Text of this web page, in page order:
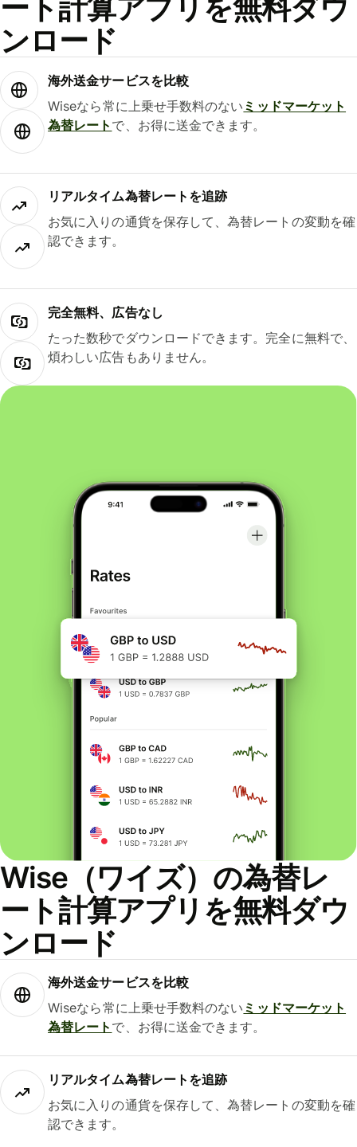
ート計算アプリを無料ダウ
ンロード
海外送金サービスを比較
Wiseなら常に上乗せ手数料のない ミッドマーケット
為替レート で、お得に送金できます。
リアルタイム為替レートを追跡
お気に入りの通貨を保存して、為替レートの変動を確
認できます。
完全無料、広告なし
たった数秒でダウンロードできます。完全に無料で、
煩わしい広告もありません。
Wise（ワイズ）の為替レ
ート計算アプリを無料ダウ
ンロード
海外送金サービスを比較
Wiseなら常に上乗せ手数料のない ミッドマーケット
為替レート で、お得に送金できます。
リアルタイム為替レートを追跡
お気に入りの通貨を保存して、為替レートの変動を確
認できます。